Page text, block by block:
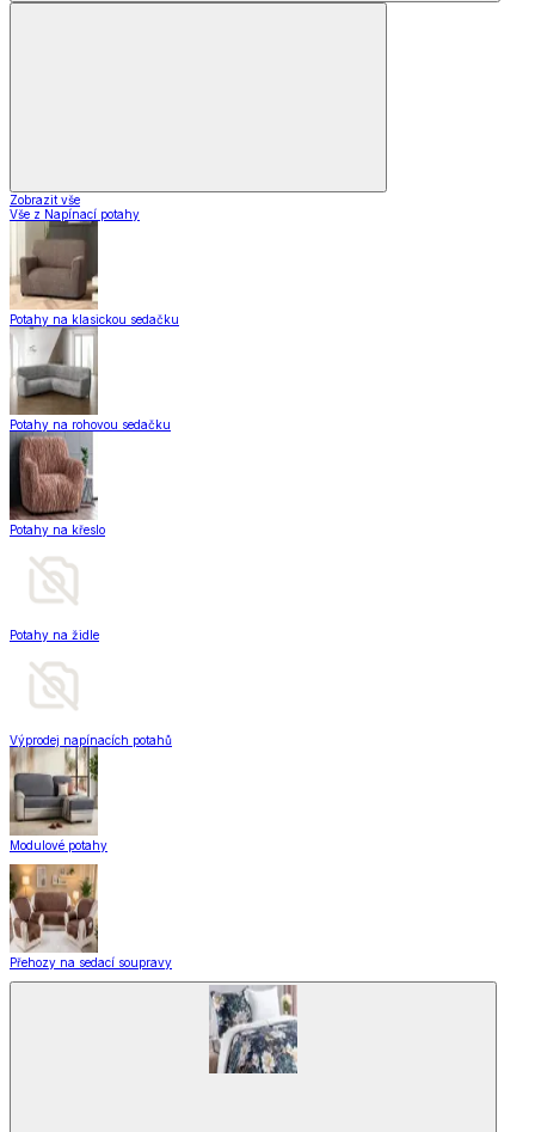
Zobrazit vše
Vše z Napínací potahy
Potahy na klasickou sedačku
Potahy na rohovou sedačku
Potahy na křeslo
Potahy na židle
Výprodej napínacích potahů
Modulové potahy
Přehozy na sedací soupravy